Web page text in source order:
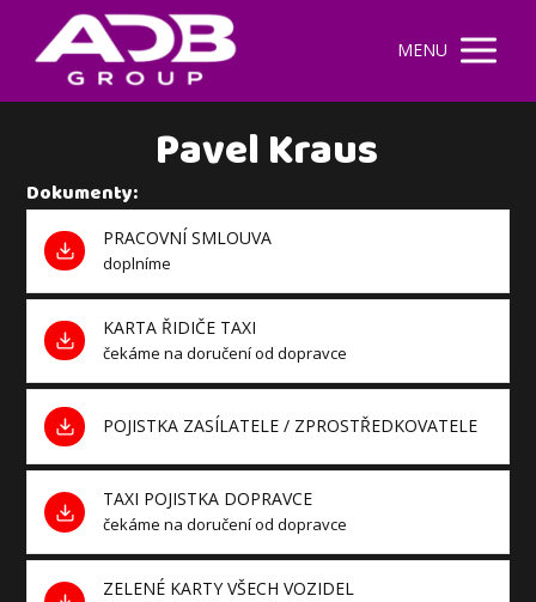
MENU
Pavel Kraus
Dokumenty:
PRACOVNÍ SMLOUVA
doplníme
KARTA ŘIDIČE TAXI
čekáme na doručení od dopravce
POJISTKA ZASÍLATELE / ZPROSTŘEDKOVATELE
TAXI POJISTKA DOPRAVCE
čekáme na doručení od dopravce
ZELENÉ KARTY VŠECH VOZIDEL